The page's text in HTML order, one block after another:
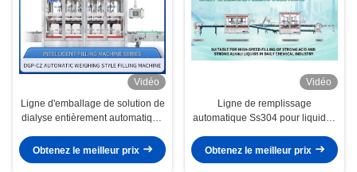
Vidéo
Ligne d'emballage de solution de
dialyse entièrement automatique
Obtenez le meilleur prix
Vidéo
Ligne de remplissage
automatique Ss304 pour liquides
revitalisant, gel douche,
traitement capillaire, lavage
Obtenez le meilleur prix